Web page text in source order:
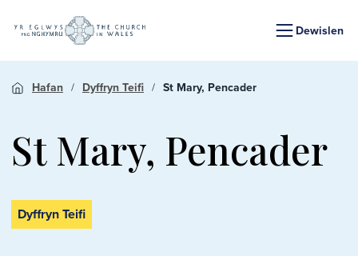
Dewislen
Hafan Dyffryn Teifi St Mary, Pencader
St Mary, Pencader
Dyffryn Teifi